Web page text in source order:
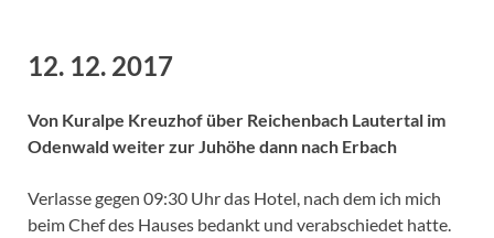
12. 12. 2017
Von Kuralpe Kreuzhof über Reichenbach Lautertal im
Odenwald weiter zur Juhöhe dann nach Erbach
Verlasse gegen 09:30 Uhr das Hotel, nach dem ich mich
beim Chef des Hauses bedankt und verabschiedet hatte.